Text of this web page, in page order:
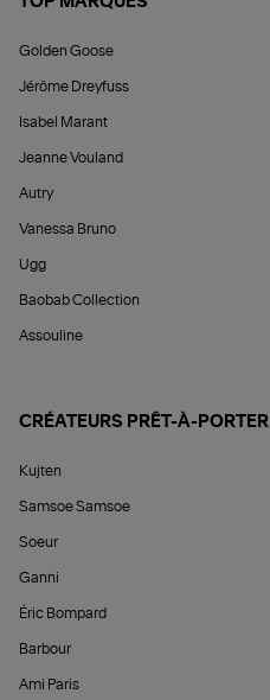
Golden Goose
Jérôme Dreyfuss
Isabel Marant
Jeanne Vouland
Autry
Vanessa Bruno
Ugg
Baobab Collection
Assouline
CRÉATEURS PRÊT-À-PORTER
Kujten
Samsoe Samsoe
Soeur
Ganni
Éric Bompard
Barbour
Ami Paris